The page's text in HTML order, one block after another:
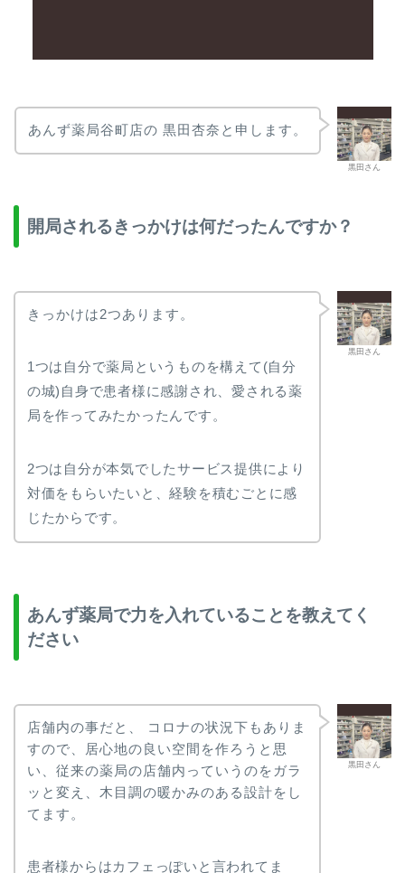
黒田さん
あんず薬局谷町店の 黒田杏奈と申します。
開局されるきっかけは何だったんですか？
黒田さん
きっかけは2つあります。
1つは自分で薬局というものを構えて(自分
の城)自身で患者様に感謝され、愛される薬
局を作ってみたかったんです。
2つは自分が本気でしたサービス提供により
対価をもらいたいと、経験を積むごとに感
じたからです。
あんず薬局で力を入れていることを教えてく
ださい
黒田さん
店舗内の事だと、 コロナの状況下もありま
すので、居心地の良い空間を作ろうと思
い、従来の薬局の店舗内っていうのをガラ
ッと変え、木目調の暖かみのある設計をし
てます。
患者様からはカフェっぽいと言われてま